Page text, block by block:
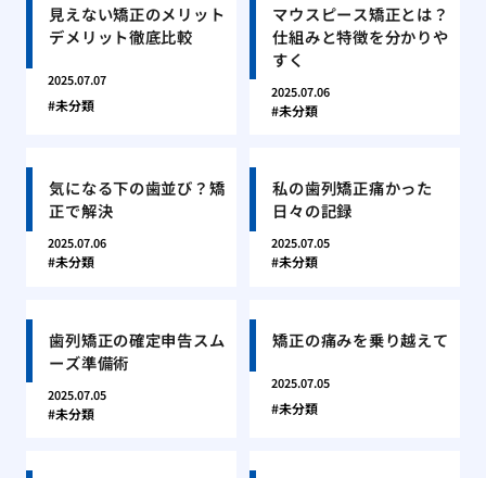
見えない矯正のメリット
デメリット徹底比較
2025.07.07
未分類
マウスピース矯正とは？
仕組みと特徴を分かりや
すく
2025.07.06
未分類
気になる下の歯並び？矯
正で解決
2025.07.06
未分類
私の歯列矯正痛かった
日々の記録
2025.07.05
未分類
歯列矯正の確定申告スム
ーズ準備術
2025.07.05
未分類
矯正の痛みを乗り越えて
2025.07.05
未分類